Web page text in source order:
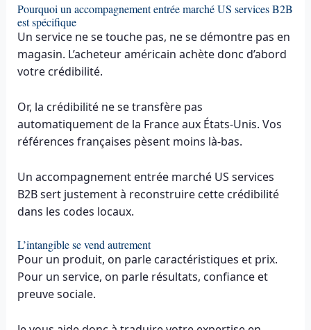
Pourquoi un accompagnement entrée marché US services B2B
est spécifique
Un service ne se touche pas, ne se démontre pas en
magasin. L’acheteur américain achète donc d’abord
votre crédibilité.
Or, la crédibilité ne se transfère pas
automatiquement de la France aux États-Unis. Vos
références françaises pèsent moins là-bas.
Un accompagnement entrée marché US services
B2B sert justement à reconstruire cette crédibilité
dans les codes locaux.
L’intangible se vend autrement
Pour un produit, on parle caractéristiques et prix.
Pour un service, on parle résultats, confiance et
preuve sociale.